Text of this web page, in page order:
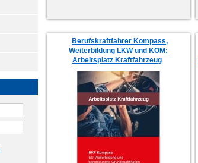
Berufskraftfahrer Kompass,
Weiterbildung LKW und KOM:
Arbeitsplatz Kraftfahrzeug